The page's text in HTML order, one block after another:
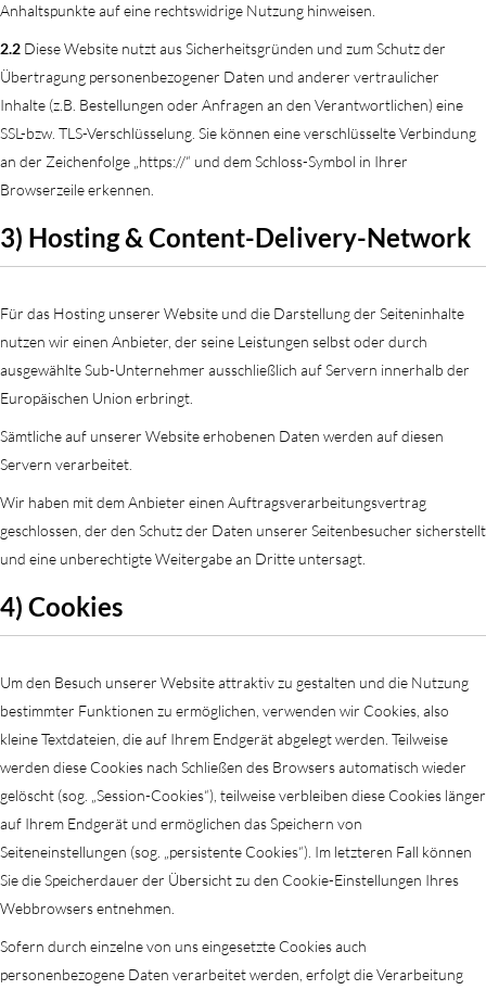
Anhaltspunkte auf eine rechtswidrige Nutzung hinweisen.
2.2 Diese Website nutzt aus Sicherheitsgründen und zum Schutz der
Übertragung personenbezogener Daten und anderer vertraulicher
Inhalte (z.B. Bestellungen oder Anfragen an den Verantwortlichen) eine
SSL-bzw. TLS-Verschlüsselung. Sie können eine verschlüsselte Verbindung
an der Zeichenfolge „https://“ und dem Schloss-Symbol in Ihrer
Browserzeile erkennen.
3) Hosting & Content-Delivery-Network
Für das Hosting unserer Website und die Darstellung der Seiteninhalte
nutzen wir einen Anbieter, der seine Leistungen selbst oder durch
ausgewählte Sub-Unternehmer ausschließlich auf Servern innerhalb der
Europäischen Union erbringt.
Sämtliche auf unserer Website erhobenen Daten werden auf diesen
Servern verarbeitet.
Wir haben mit dem Anbieter einen Auftragsverarbeitungsvertrag
geschlossen, der den Schutz der Daten unserer Seitenbesucher sicherstellt
und eine unberechtigte Weitergabe an Dritte untersagt.
4) Cookies
Um den Besuch unserer Website attraktiv zu gestalten und die Nutzung
bestimmter Funktionen zu ermöglichen, verwenden wir Cookies, also
kleine Textdateien, die auf Ihrem Endgerät abgelegt werden. Teilweise
werden diese Cookies nach Schließen des Browsers automatisch wieder
gelöscht (sog. „Session-Cookies“), teilweise verbleiben diese Cookies länger
auf Ihrem Endgerät und ermöglichen das Speichern von
Seiteneinstellungen (sog. „persistente Cookies“). Im letzteren Fall können
Sie die Speicherdauer der Übersicht zu den Cookie-Einstellungen Ihres
Webbrowsers entnehmen.
Sofern durch einzelne von uns eingesetzte Cookies auch
personenbezogene Daten verarbeitet werden, erfolgt die Verarbeitung